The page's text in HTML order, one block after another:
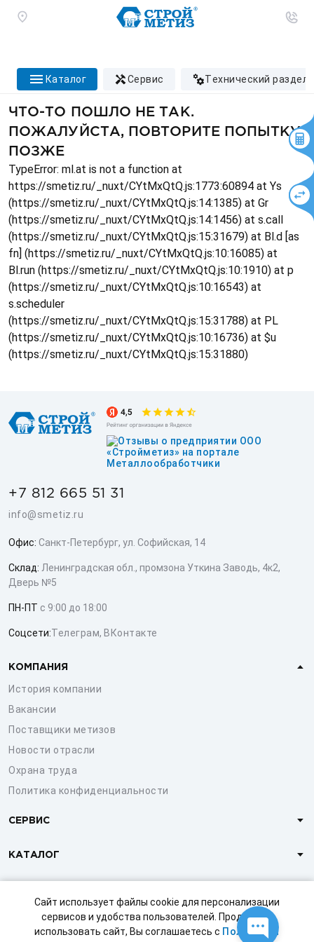
Сайт использует файлы cookie для персонализации
сервисов и удобства пользователей. Продолжая
использовать сайт, Вы соглашаетесь с Политикой
каталог сервис технический раздел
ЧТО-ТО ПОШЛО НЕ ТАК.
ПОЖАЛУЙСТА, ПОВТОРИТЕ ПОПЫТКУ
ПОЗЖЕ
TypeError: ml.at is not a function at
https://smetiz.ru/_nuxt/CYtMxQtQ.js:1773:60894 at Ys
(https://smetiz.ru/_nuxt/CYtMxQtQ.js:14:1385) at Gr
(https://smetiz.ru/_nuxt/CYtMxQtQ.js:14:1456) at s.call
(https://smetiz.ru/_nuxt/CYtMxQtQ.js:15:31679) at Bl.d [as
fn] (https://smetiz.ru/_nuxt/CYtMxQtQ.js:10:16085) at
Bl.run (https://smetiz.ru/_nuxt/CYtMxQtQ.js:10:1910) at p
(https://smetiz.ru/_nuxt/CYtMxQtQ.js:10:16543) at
s.scheduler
(https://smetiz.ru/_nuxt/CYtMxQtQ.js:15:31788) at PL
(https://smetiz.ru/_nuxt/CYtMxQtQ.js:10:16736) at $u
(https://smetiz.ru/_nuxt/CYtMxQtQ.js:15:31880)
+7 812 665 51 31
info@smetiz.ru
Офис: Санкт-Петербург, ул. Софийская, 14
Склад: Ленинградская обл., промзона Уткина Заводь, 4к2,
Дверь №5
ПН-ПТ с 9:00 до 18:00
Соцсети:Телеграм, ВКонтакте
КОМПАНИЯ
История компании
Вакансии
Поставщики метизов
Новости отрасли
Охрана труда
Политика конфиденциальности
СЕРВИС
КАТАЛОГ